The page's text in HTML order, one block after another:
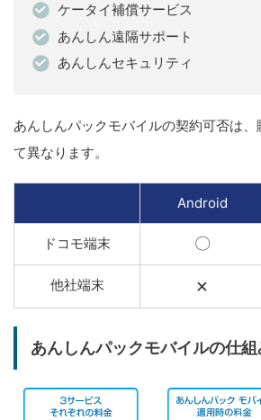
ケータイ補償サービス
あんしん遠隔サポート
あんしんセキュリティ
あんしんパックモバイルの契約可否は
て異なります。
Android
ドコモ端末 〇
他社端末 ×
あんしんパックモバイルの仕組